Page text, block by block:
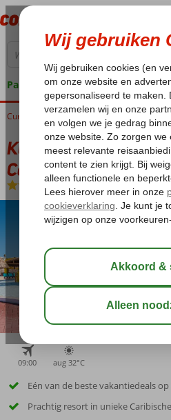
Pakketgarantie
Home Sint Willibrordus Kunuku Aqua
Kunuku Aqua Resort
Collection by
All Inclusive-Aparthotel
09:00 aug 32°C
Eén van de beste vakantiedeals op
Prachtig resort in unieke